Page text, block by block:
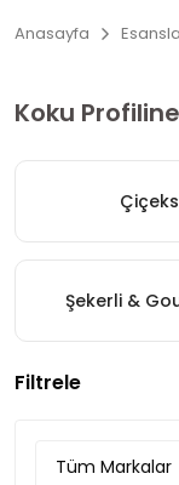
Anasayfa
Koku
Şekerli &
Filtrele
Tüm Markalar